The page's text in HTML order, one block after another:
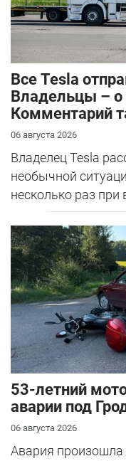
Все Tesla
Владельцы – о
Комментарий
06 августа 2026
Владелец Tesla
необычной
несколько раз при
53-летний
аварии под
06 августа 2026
Авария произошла